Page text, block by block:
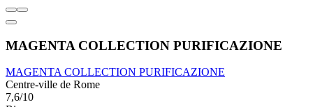
MAGENTA COLLECTION PURIFICAZIONE
MAGENTA COLLECTION PURIFICAZIONE
Centre-ville de Rome
7,6/10